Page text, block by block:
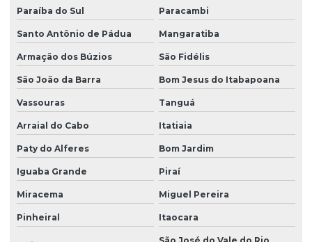
Paraíba do Sul Paracambi
Santo Antônio de Pádua Mangaratiba
Armação dos Búzios São Fidélis
São João da Barra Bom Jesus do Itabapoana
Vassouras Tanguá
Arraial do Cabo Itatiaia
Paty do Alferes Bom Jardim
Iguaba Grande Piraí
Miracema Miguel Pereira
Pinheiral Itaocara